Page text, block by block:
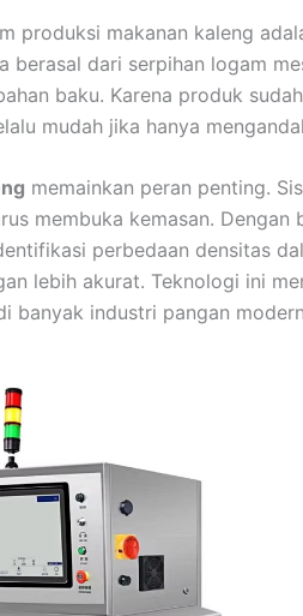
produksi makanan kaleng
berasal dari serpihan logam
baku. Karena produk
mudah jika hanya
memainkan peran penting.
membuka kemasan. Dengan
perbedaan densitas
lebih akurat. Teknologi ini
banyak industri pangan